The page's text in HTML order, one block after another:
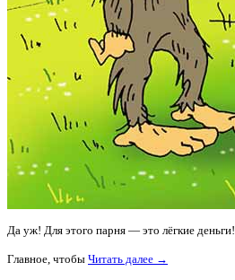
Да уж! Для этого парня — это лёгкие деньги!
Главное, чтобы Читать далее →